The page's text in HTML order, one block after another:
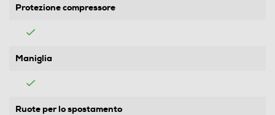
Protezione compressore
Maniglia
Ruote per lo spostamento